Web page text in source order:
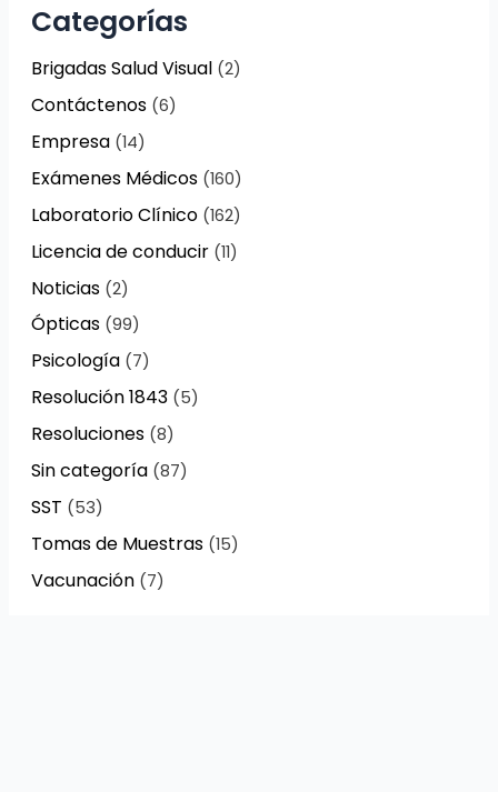
Categorías
Brigadas Salud Visual(2)
Contáctenos(6)
Empresa(14)
Exámenes Médicos(160)
Laboratorio Clínico(162)
Licencia de conducir(11)
Noticias(2)
Ópticas(99)
Psicología(7)
Resolución 1843(5)
Resoluciones(8)
Sin categoría(87)
SST (53)
Tomas de Muestras(15)
Vacunación(7)